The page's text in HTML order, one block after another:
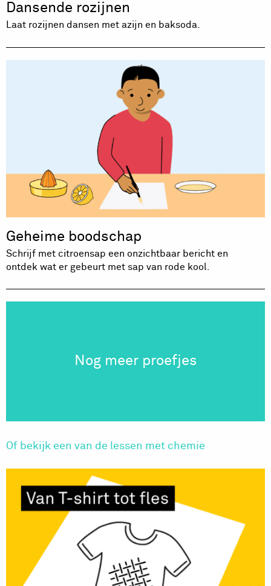
Dansende rozijnen
Laat rozijnen dansen met azijn en baksoda.
Geheime boodschap
Schrijf met citroensap een onzichtbaar bericht en
ontdek wat er gebeurt met sap van rode kool.
Nog meer proefjes
Of bekijk een van de lessen met chemie